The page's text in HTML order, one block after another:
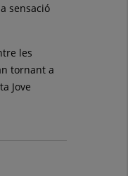
sensació
les
tornant a
Jove